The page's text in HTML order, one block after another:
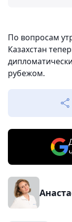
По вопросам
Казахстан
рубежом.